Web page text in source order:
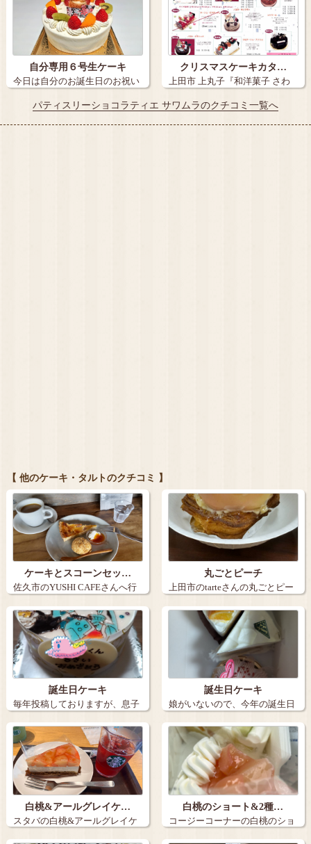
自分専用６号生ケーキ
今日は自分のお誕生日のお祝い
に 自分専…
クリスマスケーキカタ…
上田市 上丸子『和洋菓子 さわ
パティスリーショコラティエ サワムラのクチコミ一覧へ
【 他のケーキ・タルトのクチコミ 】
ケーキとスコーンセッ…
佐久市のYUSHI CAFEさんへ行
きま…
丸ごとピーチ
上田市のtarteさんの丸ごとピー
チ。９…
誕生日ケーキ
毎年投稿しておりますが、息子
の誕生日ケー…
誕生日ケーキ
娘がいないので、今年の誕生日
ケーキは３個…
白桃&アールグレイケ…
スタバの白桃&アールグレイケ
ーキとアイス…
白桃のショート&2種…
コージーコーナーの白桃のショ
ートと2種の…